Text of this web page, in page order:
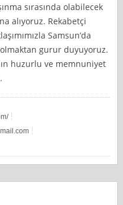
sırasında olabilecek
alıyoruz. Rekabetçi
Samsun’da
gurur duyuyoruz.
huzurlu ve memnuniyet